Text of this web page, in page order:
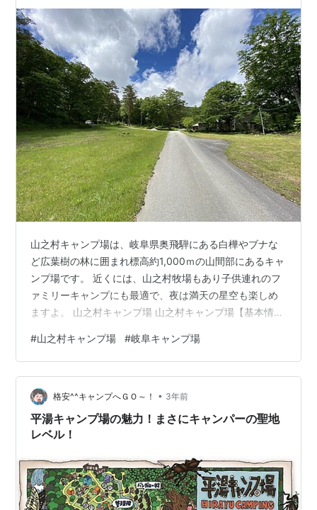
山之村キャンプ場は、岐阜県奥飛騨にある白樺やブナな
ど広葉樹の林に囲まれ標高約1,000ｍの山間部にあるキャ
ンプ場です。 近くには、山之村牧場もあり子供連れのフ
ァミリーキャンプにも最適で、夜は満天の星空も楽しめ
ますよ。 山之村キャンプ場 山之村キャンプ場【基本情
的広場テントサイト 山之村キャンプ場【利用料金】 山之
村キャンプ場【設備】 オートサイト付近炊事場 かまど
バンガロー付近炊事棟 多目的広場付近炊事棟 トイレ シ
ャワー棟 ゴミ処理 山之村キャンプ場【アクセス】 山之
村キャンプ場【ロケーション】 山之村キャンプ場【入浴
施設】 割石温泉 …
#山之村キャンプ場 #岐阜キャンプ場
格安^^キャンプへＧＯ～！ • 3年前
平湯キャンプ場の魅力！まさにキャンパーの聖地
レベル！